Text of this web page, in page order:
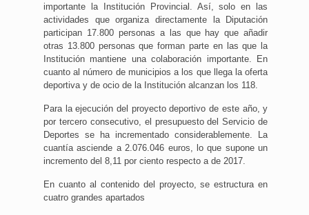
importante la Institución Provincial. Así, solo en las
actividades que organiza directamente la Diputación
participan 17.800 personas a las que hay que añadir
otras 13.800 personas que forman parte en las que la
Institución mantiene una colaboración importante. En
cuanto al número de municipios a los que llega la oferta
deportiva y de ocio de la Institución alcanzan los 118.
Para la ejecución del proyecto deportivo de este año, y
por tercero consecutivo, el presupuesto del Servicio de
Deportes se ha incrementado considerablemente. La
cuantía asciende a 2.076.046 euros, lo que supone un
incremento del 8,11 por ciento respecto a de 2017.
En cuanto al contenido del proyecto, se estructura en
cuatro grandes apartados